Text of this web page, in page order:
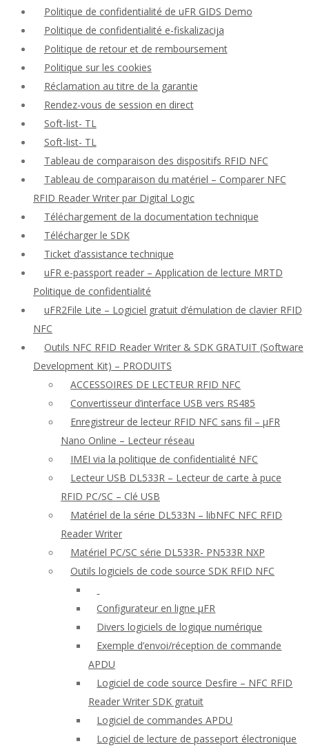
Politique de confidentialité de uFR GIDS Demo
Politique de confidentialité e-fiskalizacija
Politique de retour et de remboursement
Politique sur les cookies
Réclamation au titre de la garantie
Rendez-vous de session en direct
Soft-list- TL
Soft-list- TL
Tableau de comparaison des dispositifs RFID NFC
Tableau de comparaison du matériel – Comparer NFC
RFID Reader Writer par Digital Logic
Téléchargement de la documentation technique
Télécharger le SDK
Ticket d’assistance technique
uFR e-passport reader – Application de lecture MRTD
Politique de confidentialité
uFR2File Lite – Logiciel gratuit d’émulation de clavier RFID
NFC
Outils NFC RFID Reader Writer & SDK GRATUIT (Software
Development Kit) – PRODUITS
ACCESSOIRES DE LECTEUR RFID NFC
Convertisseur d’interface USB vers RS485
Enregistreur de lecteur RFID NFC sans fil – μFR
Nano Online – Lecteur réseau
IMEI via la politique de confidentialité NFC
Lecteur USB DL533R – Lecteur de carte à puce
RFID PC/SC – Clé USB
Matériel de la série DL533N – libNFC NFC RFID
Reader Writer
Matériel PC/SC série DL533R- PN533R NXP
Outils logiciels de code source SDK RFID NFC
Configurateur en ligne μFR
Divers logiciels de logique numérique
Exemple d’envoi/réception de commande
APDU
Logiciel de code source Desfire – NFC RFID
Reader Writer SDK gratuit
Logiciel de commandes APDU
Logiciel de lecture de passeport électronique